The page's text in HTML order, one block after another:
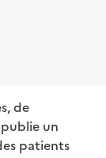
de
publie un
patients